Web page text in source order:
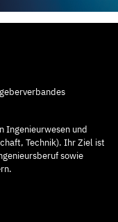
Ingenieurwesen und
Technik). Ihr Ziel ist
sowie